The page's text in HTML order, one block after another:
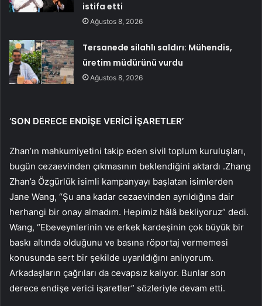
istifa etti
Ağustos 8, 2026
Tersanede silahlı saldırı: Mühendis,
üretim müdürünü vurdu
Ağustos 8, 2026
‘SON DERECE ENDİŞE VERİCİ İŞARETLER’
Zhan’ın mahkumiyetini takip eden sivil toplum kuruluşları,
bugün cezaevinden çıkmasının beklendiğini aktardı .Zhang
Zhan’a Özgürlük isimli kampanyayı başlatan isimlerden
Jane Wang, “Şu ana kadar cezaevinden ayrıldığına dair
herhangi bir onay almadım. Hepimiz hâlâ bekliyoruz” dedi.
Wang, “Ebeveynlerinin ve erkek kardeşinin çok büyük bir
baskı altında olduğunu ve basına röportaj vermemesi
konusunda sert bir şekilde uyarıldığını anlıyorum.
Arkadaşların çağrıları da cevapsız kalıyor. Bunlar son
derece endişe verici işaretler” sözleriyle devam etti.